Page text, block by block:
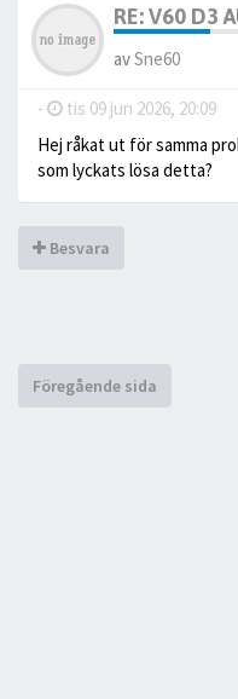
RE: V60 D3
avSne60
- tis 09 jun 2026, 20:09
Hej råkat ut för samma
som lyckats lösa detta?
Besvara
Föregående sida